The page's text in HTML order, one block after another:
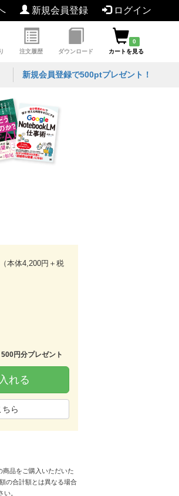
新規会員登録 ログイン
注文履歴 ダウンロード
0
カートを見る
新規会員登録で500ptプレゼント！
（本体4,200円＋税
円分プレゼント
れる
ら
品をご購入いただいた
の合計額とは異なる場合
。